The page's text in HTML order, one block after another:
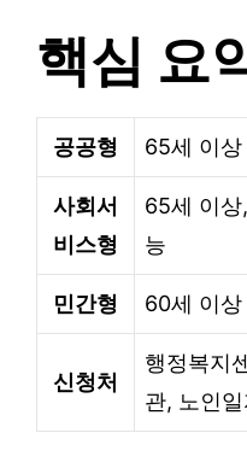
핵심 요
공공형 65세 이상
사회서
비스형
65세 이
능
민간형 60세 이
신청처
행정복지
관, 노인